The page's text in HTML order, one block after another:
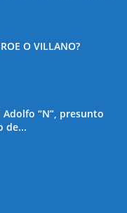
O VILLANO?
“N”, presunto
de...